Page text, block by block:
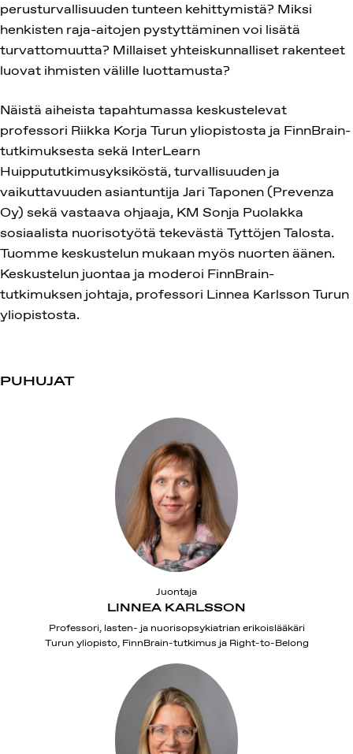
perusturvallisuuden tunteen kehittymistä? Miksi
henkisten raja-aitojen pystyttäminen voi lisätä
turvattomuutta? Millaiset yhteiskunnalliset rakenteet
luovat ihmisten välille luottamusta?
Näistä aiheista tapahtumassa keskustelevat
professori Riikka Korja Turun yliopistosta ja FinnBrain-
tutkimuksesta sekä InterLearn
Huippututkimusyksiköstä, turvallisuuden ja
vaikuttavuuden asiantuntija Jari Taponen (Prevenza
Oy) sekä vastaava ohjaaja, KM Sonja Puolakka
sosiaalista nuorisotyötä tekevästä Tyttöjen Talosta.
Tuomme keskustelun mukaan myös nuorten äänen.
Keskustelun juontaa ja moderoi FinnBrain-
tutkimuksen johtaja, professori Linnea Karlsson Turun
yliopistosta.
PUHUJAT
LINNEA KARLSSON
Juontaja
Professori, lasten- ja nuorisopsykiatrian erikoislääkäri
Turun yliopisto, FinnBrain-tutkimus ja Right-to-Belong